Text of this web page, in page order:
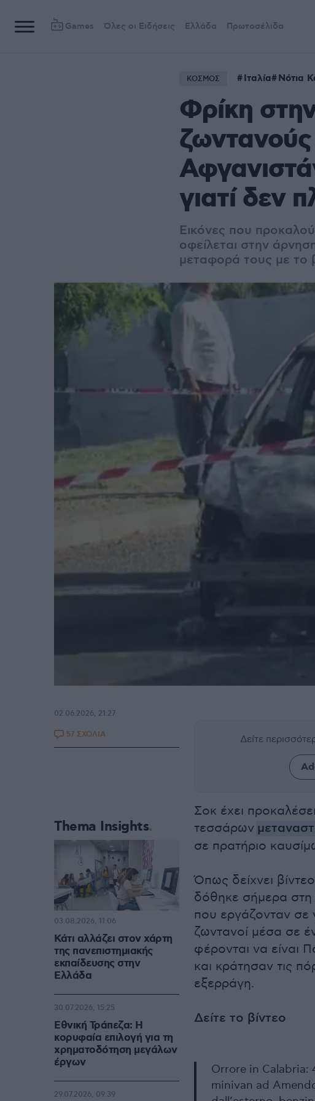
Games Όλες οι Ειδήσεις Ελλάδα Πρωτοσέλιδα
ΚΟΣΜΟΣ Ιταλία Νότια
Φρίκη
γιατί δεν
Εικόνες που
οφείλεται στην
μεταφορά τους με το
Δείτε
Σοκ έχει
τεσσάρων
σε πρατήριο
Όπως δείχνει
δόθηκε σήμερα στη
που εργάζονταν σε
ζωντανοί μέσα σε
φέρονται να είναι
και κράτησαν τις
εξερράγη.
Δείτε το βίντεο
Orrore in
minivan ad
02.06.2026, 21:27
57 ΣΧΟΛΙΑ
Thema Insights
Κάτι αλλάζει στον χάρτη
της πανεπιστημιακής
εκπαίδευσης στην
Ελλάδα
03.08.2026, 11:06
Εθνική Τράπεζα: Η
κορυφαία επιλογή για τη
χρηματοδότηση μεγάλων
έργων
30.07.2026, 15:25
29.07.2026, 09:39